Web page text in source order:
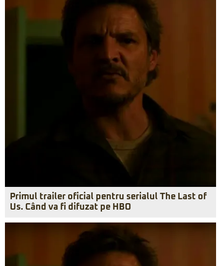
Primul trailer oficial pentru serialul The Last of
Us. Când va fi difuzat pe HBO